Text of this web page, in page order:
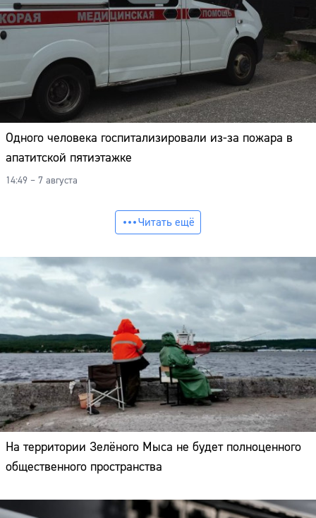
Одного человека госпитализировали из-за пожара в
апатитской пятиэтажке
14:49 – 7 августа
Читать ещё
На территории Зелёного Мыса не будет полноценного
общественного пространства